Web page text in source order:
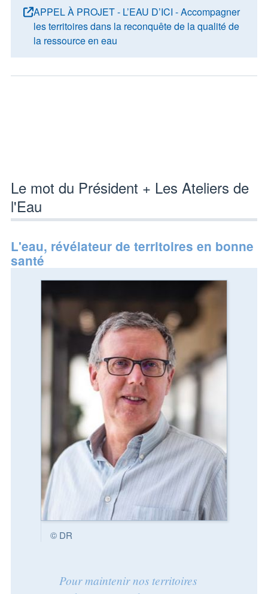
APPEL À PROJET - L’EAU D’ICI - Accompagner
les territoires dans la reconquête de la qualité de
la ressource en eau
Le mot du Président + Les Ateliers de
l'Eau
L'eau, révélateur de territoires en bonne
santé
© DR
Pour maintenir nos territoires